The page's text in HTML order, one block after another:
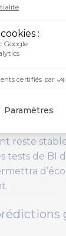
BI vous
que
en
et
temps, il
tout
reste
tests de BI